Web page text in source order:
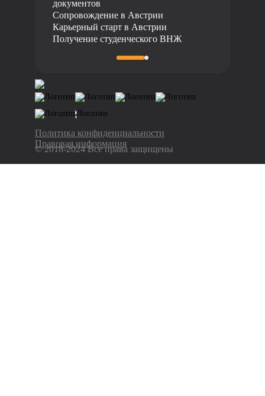
документов
Сопровождение в Австрии
Карьерный старт в Австрии
Получение студенческого ВНЖ
Политика конфиденциальности
Правовая информация
© 2018-2024 Все права защищены